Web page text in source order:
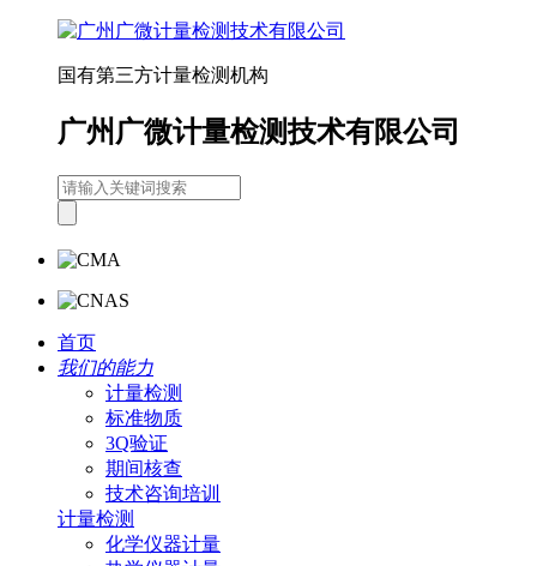
国有第三方计量检测机构
广州广微计量检测技术有限公司
首页
我们的能力
计量检测
标准物质
3Q验证
期间核查
技术咨询培训
计量检测
化学仪器计量